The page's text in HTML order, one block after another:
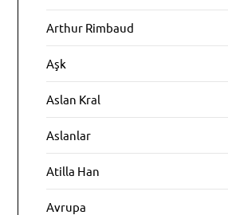
Arthur Rimbaud
Aşk
Aslan Kral
Aslanlar
Atilla Han
Avrupa